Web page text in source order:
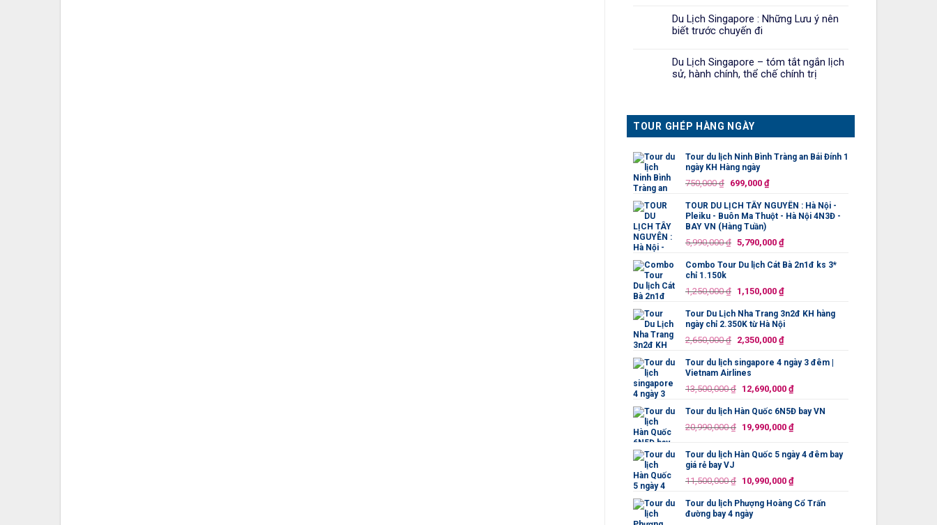
Du Lịch Singapore : Những Lưu ý nên
biết trước chuyến đi
Du Lịch Singapore – tóm tắt ngắn lịch
sử, hành chính, thể chế chính trị
TOUR GHÉP HÀNG NGÀY
Tour du lịch Ninh Bình Tràng an Bái Đính 1
ngày KH Hàng ngày
750,000₫ Giá
là:
750,000 ₫.
699,000 ₫Giá
tại
là:
TOUR DU LỊCH TÂY NGUYÊN : Hà Nội -
Pleiku - Buôn Ma Thuột - Hà Nội 4N3Đ -
BAY VN (Hàng Tuần)
5,990,000₫ Giá
là:
5,790,000 ₫Giá
tại
5,790,000 ₫.
Combo Tour Du lịch Cát Bà 2n1đ ks 3*
chỉ 1.150k
1,250,000₫ Giá
là:
1,250,000 ₫.
1,150,000 ₫Giá
tại
là:
1,150,000 ₫.
Tour Du Lịch Nha Trang 3n2đ KH hàng
ngày chỉ 2.350K từ Hà Nội
2,650,000₫ Giá
là:
2,650,000 ₫.
2,350,000 ₫Giá
tại
2,350,000 ₫.
Tour du lịch singapore 4 ngày 3 đêm |
Vietnam Airlines
13,500,000₫ Giá
là:
13,500,000 ₫.
12,690,000 ₫Giá
tại
là:
Tour du lịch Hàn Quốc 6N5Đ bay VN
20,990,000₫ Giá
là:
19,990,000 ₫Giá
tại
19,990,000 ₫.
Tour du lịch Hàn Quốc 5 ngày 4 đêm bay
giá rẻ bay VJ
11,500,000₫ Giá
là:
11,500,000 ₫.
10,990,000 ₫Giá
tại
Tour du lịch Phượng Hoàng Cổ Trấn
đường bay 4 ngày